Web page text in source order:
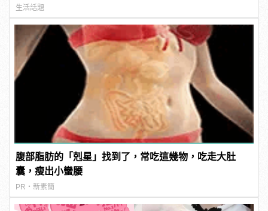
連結！ | manfashion這樣變型男
生活話題
腹部脂肪的「剋星」找到了，常吃這幾物，吃走大肚
囊，瘦出小蠻腰
PR・新素簡